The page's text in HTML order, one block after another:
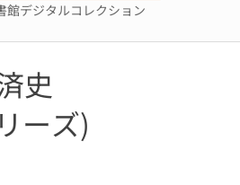
館デジタルコレクション
史
ーズ)